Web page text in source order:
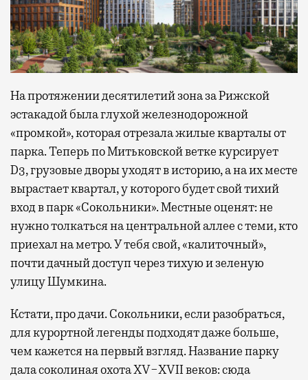
На протяжении десятилетий зона за Рижской
эстакадой была глухой железнодорожной
«промкой», которая отрезала жилые кварталы от
парка. Теперь по Митьковской ветке курсирует
D3, грузовые дворы уходят в историю, а на их месте
вырастает квартал, у которого будет свой тихий
вход в парк «Сокольники». Местные оценят: не
нужно толкаться на центральной аллее с теми, кто
приехал на метро. У тебя свой, «калиточный»,
почти дачный доступ через тихую и зеленую
улицу Шумкина.
Кстати, про дачи. Сокольники, если разобраться,
для курортной легенды подходят даже больше,
чем кажется на первый взгляд. Название парку
дала соколиная охота XV−XVII веков: сюда